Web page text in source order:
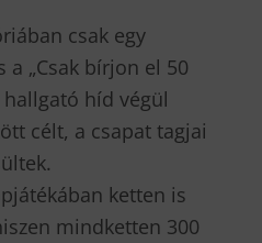
csak egy
a „Csak bírjon el 50
híd végül
célt, a csapat tagjai
ketten is
mindketten 300